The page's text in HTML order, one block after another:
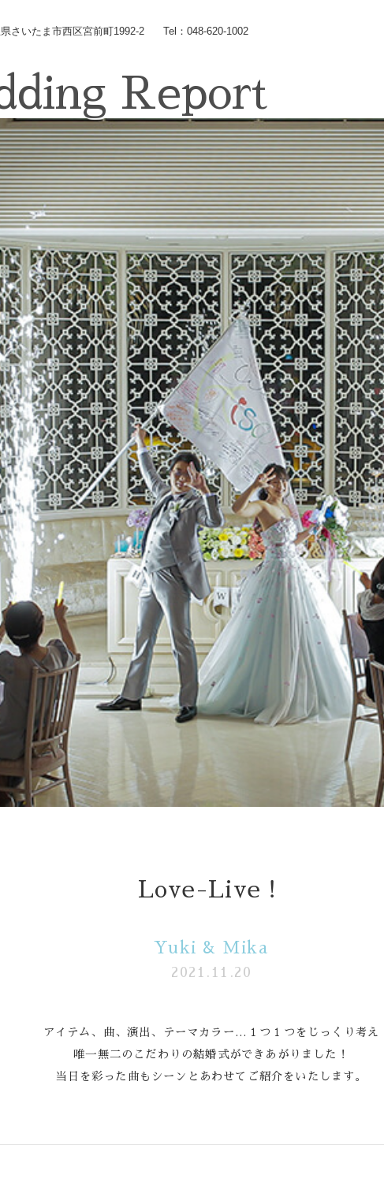
さいたま市西区宮前町1992-2 Tel：048-620-1002
Wedding
コンセプト
施設のご紹介
Chapel
Banquet
Food
Movie
これから挙式を
お考えの方へ
Plan
Best Rate
Membership
よくある質問
レポート
Party Report
After Story
Report
Love-Live！
Yuki & Mika
2021.11.20
アイテム、曲、演出、テーマカラー…１つ１つをじっくり考え
唯一無二のこだわりの結婚式ができあがりました！
当日を彩った曲もシーンとあわせてご紹介をいたします。